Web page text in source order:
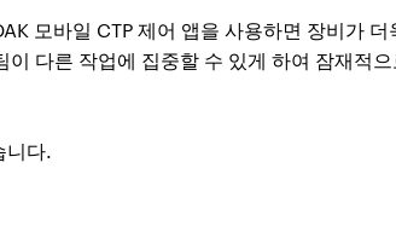
모바일 CTP 제어 앱을 사용하면 장비가
다른 작업에 집중할 수 있게 하여 잠재적
니다.